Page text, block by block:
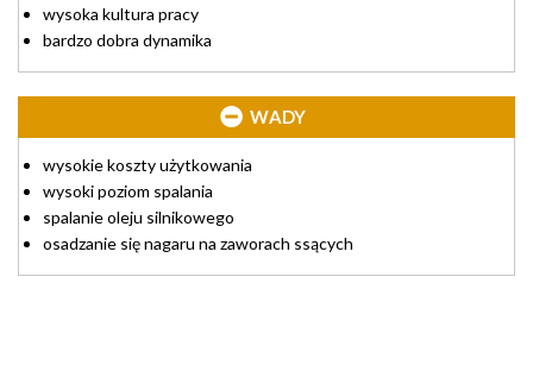
wysoka kultura pracy
bardzo dobra dynamika
WADY
wysokie koszty użytkowania
wysoki poziom spalania
spalanie oleju silnikowego
osadzanie się nagaru na zaworach ssących